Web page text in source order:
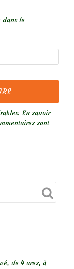
dans le
En savoir
sont
de 4 ares, à